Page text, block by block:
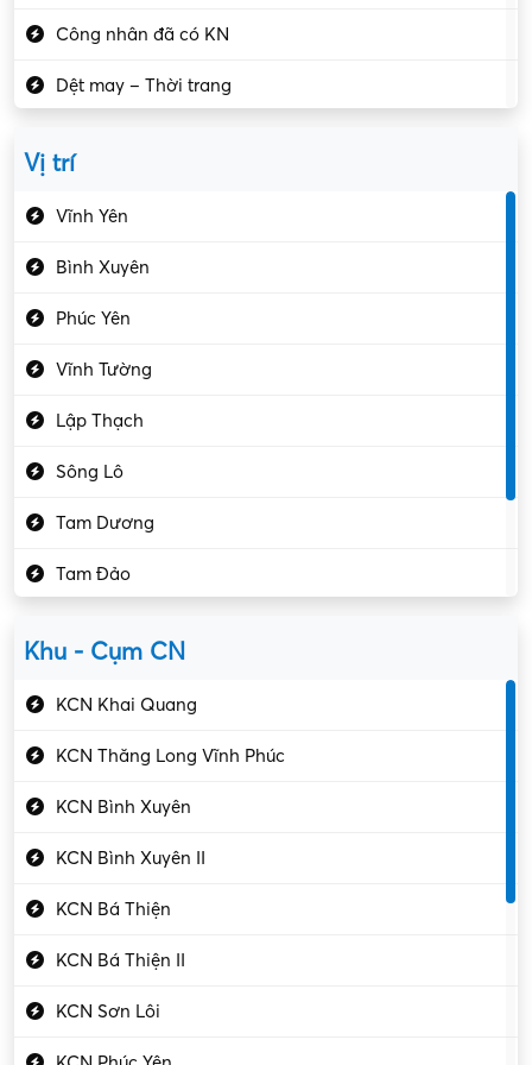
Công nhân đã có KN
Dệt may – Thời trang
Kiểm soát chất lượng
Kỹ sư cơ khí
Kỹ sư điện
Kỹ thuật cao
Kỹ thuật mạng – IT
Làm bán thời gian
Lao động phổ thông
Lập trình – Phát triển
Luật – Công chứng
Marketing – PR
Vị trí
Vĩnh Yên
Bình Xuyên
Phúc Yên
Vĩnh Tường
Lập Thạch
Sông Lô
Tam Dương
Tam Đảo
Khu - Cụm CN
KCN Khai Quang
KCN Thăng Long Vĩnh Phúc
KCN Bình Xuyên
KCN Bình Xuyên II
KCN Bá Thiện
KCN Bá Thiện II
KCN Sơn Lôi